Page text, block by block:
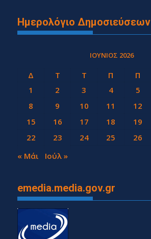
Ημερολόγιο Δημοσιεύσεων
ΙΟΎΝΙΟΣ 2026
Δ Τ Τ Π Π
1
2 3 4 5
8
9 10 11 12
15
16 17 18 19
22
23 24 25 26
29
30
« Μάι Ιούλ »
emedia.media.gov.gr